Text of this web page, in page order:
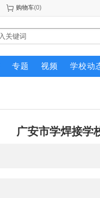
购物车(0)
专题 视频 学校动
广安市学焊接学